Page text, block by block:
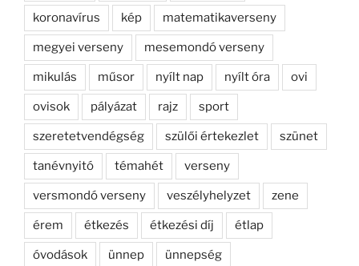
koronavírus kép matematikaverseny
megyei verseny mesemondó verseny
mikulás műsor nyílt nap nyílt óra ovi
ovisok pályázat rajz sport
szeretetvendégség szülői értekezlet szünet
tanévnyitó témahét verseny
versmondó verseny veszélyhelyzet zene
érem étkezés étkezési díj étlap
óvodások ünnep ünnepség